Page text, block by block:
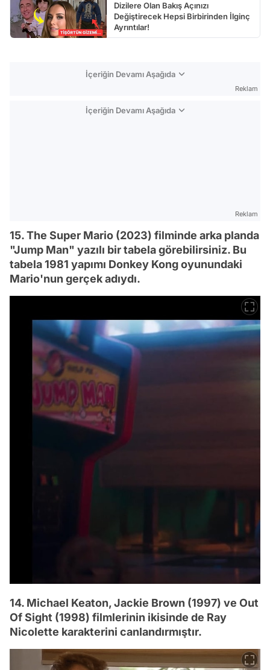
Dizilere Olan Bakış Açınızı
Değiştirecek Hepsi Birbirinden İlginç
Ayrıntılar!
İçeriğin Devamı Aşağıda
Reklam
İçeriğin Devamı Aşağıda
Reklam
15. The Super Mario (2023) filminde arka planda
"Jump Man" yazılı bir tabela görebilirsiniz. Bu
tabela 1981 yapımı Donkey Kong oyunundaki
Mario'nun gerçek adıydı.
14. Michael Keaton, Jackie Brown (1997) ve Out
Of Sight (1998) filmlerinin ikisinde de Ray
Nicolette karakterini canlandırmıştır.